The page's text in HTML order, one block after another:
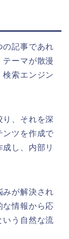
の記事であれ
テーマが散漫
検索エンジン
、それを深
ンツを作成で
し、内部リ
みが解決され
な情報から応
いう自然な流